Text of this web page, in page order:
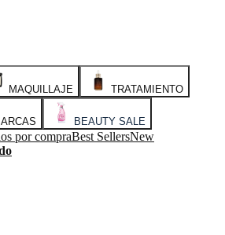
MAQUILLAJE TRATAMIENTO
BEAUTY SALE
por compraBest SellersNew